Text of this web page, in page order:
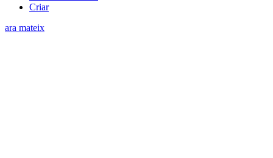
Criar
ara mateix